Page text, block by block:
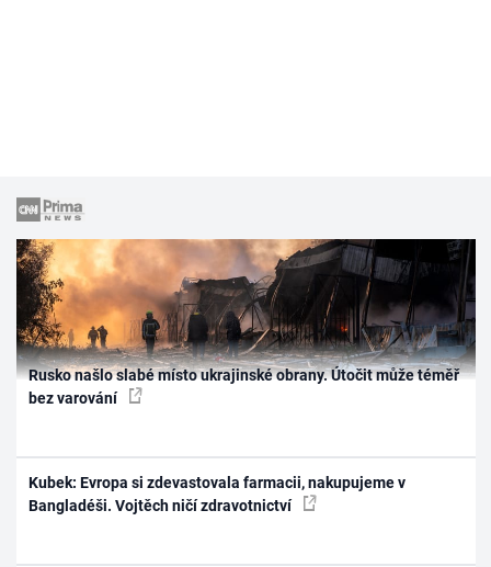
Rusko našlo slabé místo ukrajinské obrany. Útočit může téměř
bez varování
Kubek: Evropa si zdevastovala farmacii, nakupujeme v
Bangladéši. Vojtěch ničí zdravotnictví